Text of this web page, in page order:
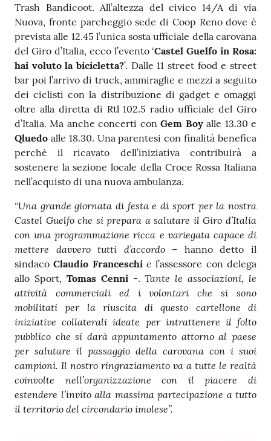
Trash Bandicoot. All’altezza del civico 14/A di via
Nuova, fronte parcheggio sede di Coop Reno dove è
prevista alle 12.45 l’unica sosta ufficiale della carovana
del Giro d’Italia, ecco l’evento ‘Castel Guelfo in Rosa:
hai voluto la bicicletta?’. Dalle 11 street food e street
bar poi l’arrivo di truck, ammiraglie e mezzi a seguito
dei ciclisti con la distribuzione di gadget e omaggi
oltre alla diretta di Rtl 102.5 radio ufficiale del Giro
d’Italia. Ma anche concerti conGem Boyalle 13.30 e
Qluedo alle 18.30. Una parentesi con finalità benefica
perché il ricavato dell’iniziativa contribuirà a
sostenere la sezione locale della Croce Rossa Italiana
nell’acquisto di una nuova ambulanza.
“Una grande giornata di festa e di sport per la nostra
Castel Guelfo che si prepara a salutare il Giro d’Italia
con una programmazione ricca e variegata capace di
mettere davvero tutti d’accordo– hanno detto il
sindacoClaudio Franceschie l’assessore con delega
allo Sport, Tomas Cenni-.Tante le associazioni, le
attività commerciali ed i volontari che si sono
mobilitati per la riuscita di questo cartellone di
iniziative collaterali ideate per intrattenere il folto
pubblico che si darà appuntamento attorno al paese
per salutare il passaggio della carovana con i suoi
campioni. Il nostro ringraziamento va a tutte le realtà
coinvolte nell’organizzazione con il piacere di
estendere l’invito alla massima partecipazione a tutto
il territorio del circondario imolese”.